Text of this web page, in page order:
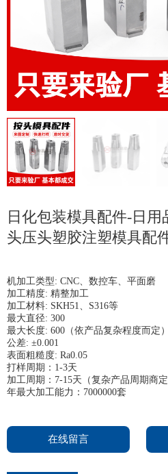
日化包装模具配件-日
头压头塑胶注塑模具配
机加工类型: CNC、数控车、平面磨
加工精度: 精整加工
加工材料: SKH51、S316等
最大直径: 300
最大长度: 600（依产品复杂程度而定）
公差: ±0.001
表面粗糙度: Ra0.05
打样周期：1-3天
加工周期：7-15天（复杂产品周期商定
年最大加工能力：7000000套
在线留言